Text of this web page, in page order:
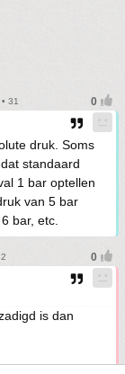
31
druk. Soms
standaard
1 bar optellen
van 5 bar
bar, etc.
is dan